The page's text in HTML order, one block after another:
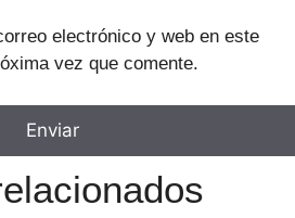
electrónico y web en este
vez que comente.